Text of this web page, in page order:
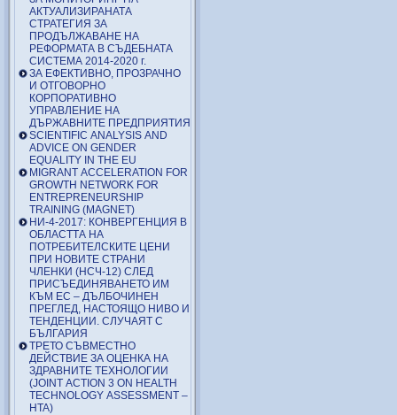
АКТУАЛИЗИРАНАТА
СТРАТЕГИЯ ЗА
ПРОДЪЛЖАВАНЕ НА
РЕФОРМАТА В СЪДЕБНАТА
СИСТЕМА 2014-2020 г.
ЗА ЕФЕКТИВНО, ПРОЗРАЧНО
И ОТГОВОРНО
КОРПОРАТИВНО
УПРАВЛЕНИЕ НА
ДЪРЖАВНИТЕ ПРЕДПРИЯТИЯ
SCIENTIFIC ANALYSIS AND
ADVICE ON GENDER
EQUALITY IN THE EU
MIGRANT ACCELERATION FOR
GROWTH NETWORK FOR
ENTREPRENEURSHIP
TRAINING (MAGNET)
НИ-4-2017: КОНВЕРГЕНЦИЯ В
ОБЛАСТТА НА
ПОТРЕБИТЕЛСКИТЕ ЦЕНИ
ПРИ НОВИТЕ СТРАНИ
ЧЛЕНКИ (НСЧ-12) СЛЕД
ПРИСЪЕДИНЯВАНЕТО ИМ
КЪМ ЕС – ДЪЛБОЧИНЕН
ПРЕГЛЕД, НАСТОЯЩО НИВО И
ТЕНДЕНЦИИ. СЛУЧАЯТ С
БЪЛГАРИЯ
ТРЕТО СЪВМЕСТНО
ДЕЙСТВИЕ ЗА ОЦЕНКА НА
ЗДРАВНИТЕ ТЕХНОЛОГИИ
(JOINT ACTION 3 ON HEALTH
TECHNOLOGY ASSESSMENT –
HTA)